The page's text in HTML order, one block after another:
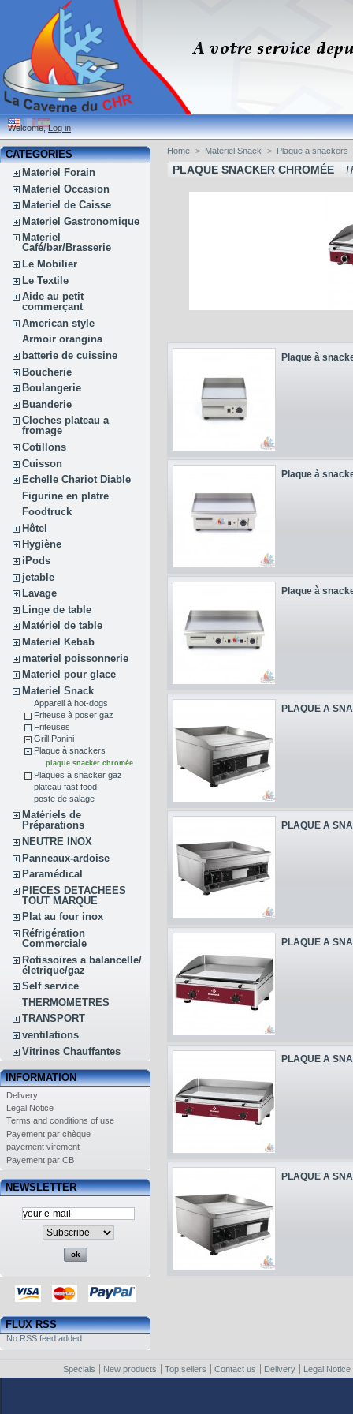
Welcome,Log in
CATEGORIES
Materiel Forain
Materiel Occasion
Materiel de Caisse
Materiel Gastronomique
Materiel
Café/bar/Brasserie
Le Mobilier
Le Textile
Aide au petit
commerçant
American style
Armoir orangina
batterie de cuissine
Boucherie
Boulangerie
Buanderie
Cloches plateau a
fromage
Cotillons
Cuisson
Echelle Chariot Diable
Figurine en platre
Foodtruck
Hôtel
Hygiène
iPods
jetable
Lavage
Linge de table
Matériel de table
Materiel Kebab
materiel poissonnerie
Materiel pour glace
Materiel Snack
Appareil à hot-dogs
Friteuse à poser gaz
Friteuses
Grill Panini
Plaque à snackers
plaque snacker chromée
Plaques à snacker gaz
plateau fast food
poste de salage
Matériels de
Préparations
NEUTRE INOX
Panneaux-ardoise
Paramédical
PIECES DETACHEES
TOUT MARQUE
Plat au four inox
Réfrigération
Commerciale
Rotissoires a balancelle/
életrique/gaz
Self service
THERMOMETRES
TRANSPORT
ventilations
Vitrines Chauffantes
INFORMATION
Delivery
Legal Notice
Terms and conditions of use
Payement par chèque
payement virement
Payement par CB
NEWSLETTER
FLUX RSS
No RSS feed added
Home > Materiel Snack > Plaque à snackers
PLAQUE SNACKER CHROMÉE
Plaque à
Plaque à
Plaque à
PLAQUE A
PLAQUE A
PLAQUE A
PLAQUE A
PLAQUE A
Specials New products Top sellers Contact us Delivery Legal Notice